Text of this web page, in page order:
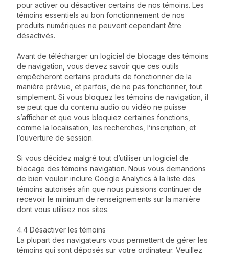
pour activer ou désactiver certains de nos témoins. Les
témoins essentiels au bon fonctionnement de nos
produits numériques ne peuvent cependant être
désactivés.
Avant de télécharger un logiciel de blocage des témoins
de navigation, vous devez savoir que ces outils
empêcheront certains produits de fonctionner de la
manière prévue, et parfois, de ne pas fonctionner, tout
simplement. Si vous bloquez les témoins de navigation, il
se peut que du contenu audio ou vidéo ne puisse
s’afficher et que vous bloquiez certaines fonctions,
comme la localisation, les recherches, l’inscription, et
l’ouverture de session.
Si vous décidez malgré tout d’utiliser un logiciel de
blocage des témoins navigation. Nous vous demandons
de bien vouloir inclure Google Analytics à la liste des
témoins autorisés afin que nous puissions continuer de
recevoir le minimum de renseignements sur la manière
dont vous utilisez nos sites.
4.4 Désactiver les témoins
La plupart des navigateurs vous permettent de gérer les
témoins qui sont déposés sur votre ordinateur. Veuillez